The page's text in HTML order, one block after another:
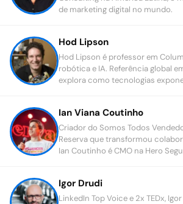
de marketing digital no mundo.
Hod Lipson
Hod Lipson é professor em
robótica e IA. Referência global
explora como tecnologias
Ian Viana Coutinho
Criador do Somos Todos
Reserva que transformou
Ian Coutinho é CMO na Hero
Igor Drudi
LinkedIn Top Voice e 2x TEDx,